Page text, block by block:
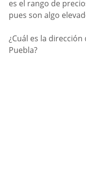
es el rango de
pues son algo
¿Cuál es la dirección
Puebla?